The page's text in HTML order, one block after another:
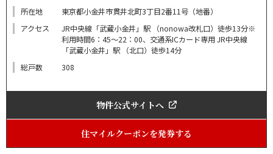
所在地
東京都小金井市貫井北町3丁目2番11号（地番）
アクセス
JR中央線「武蔵小金井」駅 （nonowa改札口）徒歩13分※
利用時間6：45～22：00、交通系ICカード専用 JR中央線
「武蔵小金井」駅 （北口）徒歩14分
総戸数
308
物件公式サイトへ
住マイルクーポンを発券する